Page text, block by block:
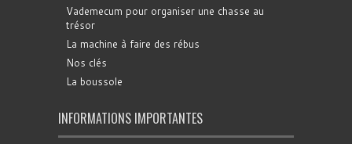
Vademecum pour organiser une chasse au
trésor
La machine à faire des rébus
Nos clés
La boussole
INFORMATIONS IMPORTANTES